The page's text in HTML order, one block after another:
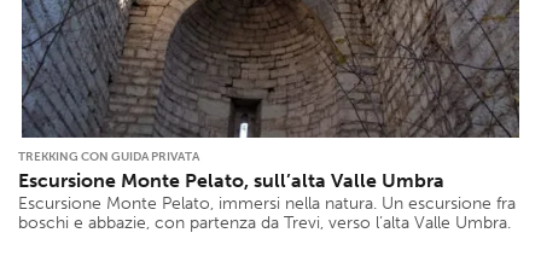
TREKKING CON GUIDA PRIVATA
Escursione Monte Pelato, sull’alta Valle Umbra
Escursione Monte Pelato, immersi nella natura. Un escursione fra
boschi e abbazie, con partenza da Trevi, verso l’alta Valle Umbra.